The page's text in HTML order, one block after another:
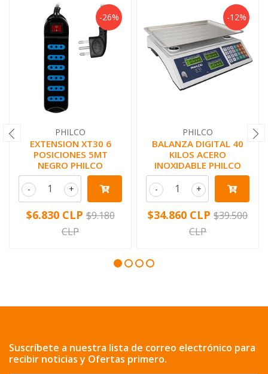
-26%
PHILCO
EXTENSION XT30 6
POSICIONES 5MT
NEGRO PHILCO
+
-
$6.830 CLP $9.180
CLP
-12%
PHILCO
BALANZA DIGITAL 40
KILOS ACERO
INOXIDABLE PHILCO
+
-
$34.860 CLP $39.500
CLP
Suscríbete a nuestra lista de correo electrónico para
recibir noticias y Ofertas primero.